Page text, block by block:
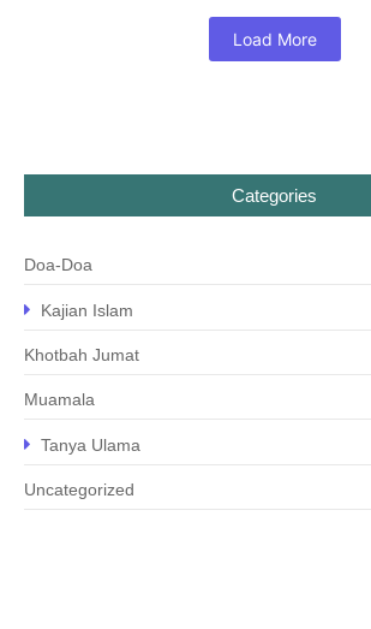
Load More
Categories
Doa-Doa
Kajian Islam
Khotbah Jumat
Muamala
Tanya Ulama
Uncategorized